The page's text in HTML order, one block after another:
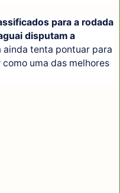
para a rodada
disputam a
ainda tenta pontuar para
uma das melhores